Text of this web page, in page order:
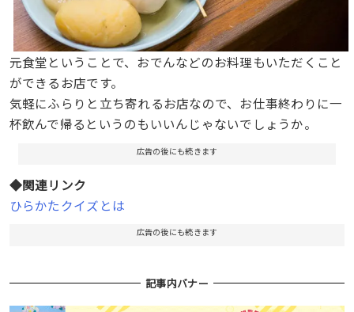
元食堂ということで、おでんなどのお料理もいただくこと
ができるお店です。
気軽にふらりと立ち寄れるお店なので、お仕事終わりに一
杯飲んで帰るというのもいいんじゃないでしょうか。
広告の後にも続きます
◆関連リンク
ひらかたクイズとは
広告の後にも続きます
記事内バナー